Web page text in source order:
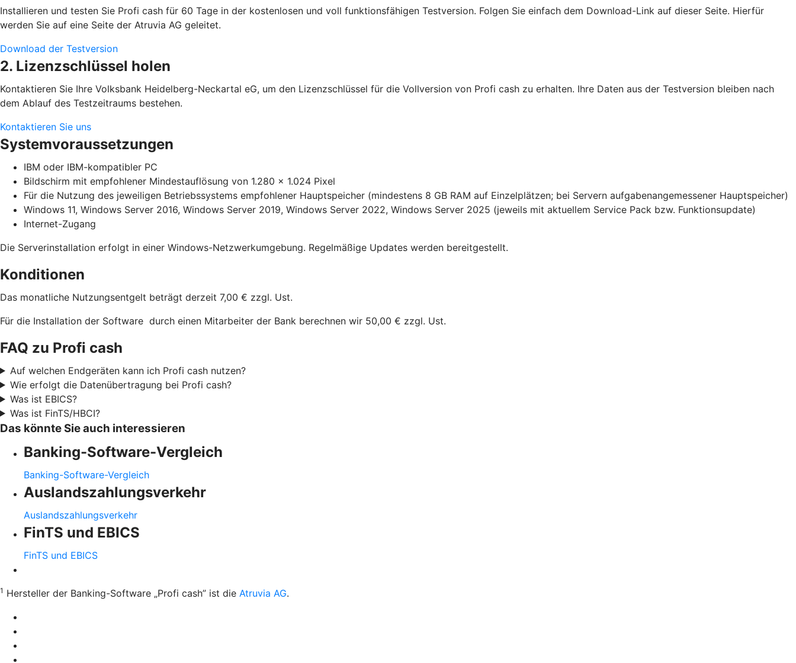
Installieren und testen Sie Profi cash für 60 Tage in der kostenlosen und voll funktionsfähigen Testversion. Folgen Sie einfach dem Download-Link auf dieser Seite. Hierfür
werden Sie auf eine Seite der Atruvia AG geleitet.
Download der Testversion
2. Lizenzschlüssel holen
Kontaktieren Sie Ihre Volksbank Heidelberg-Neckartal eG, um den Lizenzschlüssel für die Vollversion von Profi cash zu erhalten. Ihre Daten aus der Testversion bleiben nach
dem Ablauf des Testzeitraums bestehen.
Kontaktieren Sie uns
Systemvoraussetzungen
IBM oder IBM-kompatibler PC
Bildschirm mit empfohlener Mindestauflösung von 1.280 x 1.024 Pixel
Für die Nutzung des jeweiligen Betriebssystems empfohlener Hauptspeicher (mindestens 8 GB RAM auf Einzelplätzen; bei Servern aufgabenangemessener Hauptspeicher)
Windows 11, Windows Server 2016, Windows Server 2019, Windows Server 2022, Windows Server 2025 (jeweils mit aktuellem Service Pack bzw. Funktionsupdate)
Internet-Zugang
Die Serverinstallation erfolgt in einer Windows-Netzwerkumgebung. Regelmäßige Updates werden bereitgestellt.
Konditionen
Das monatliche Nutzungsentgelt beträgt derzeit 7,00 € zzgl. Ust.
Für die Installation der Software durch einen Mitarbeiter der Bank berechnen wir 50,00 € zzgl. Ust.
FAQ zu Profi cash
Auf welchen Endgeräten kann ich Profi cash nutzen?
Wie erfolgt die Datenübertragung bei Profi cash?
Was ist EBICS?
Was ist FinTS/HBCI?
Das könnte Sie auch interessieren
Banking-Software-Vergleich
Banking-Software-Vergleich
Auslandszahlungsverkehr
Auslandszahlungsverkehr
FinTS und EBICS
FinTS und EBICS
1 Hersteller der Banking-Software „Profi cash” ist die Atruvia AG.